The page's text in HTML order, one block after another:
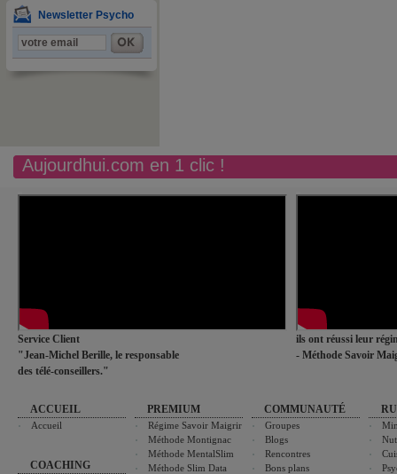
Newsletter Psycho
Aujourdhui.com en 1 clic !
Service Client
"Jean-Michel Berille, le responsable
des télé-conseillers."
ils ont réussi leur
- Méthode Savoir
ACCUEIL
Accueil
COACHING
PREMIUM
Régime Savoir Maigrir
Méthode Montignac
Méthode MentalSlim
Méthode Slim Data
COMMUNAUTÉ
Groupes
Blogs
Rencontres
Bons plans